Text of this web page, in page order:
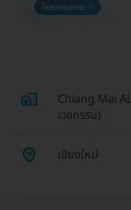
Chiang Mai
เวชกรรม)
เชียงใหม่